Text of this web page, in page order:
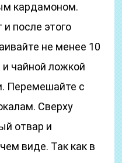
кардамоном.
после этого
не менее 10
и чайной ложкой
Перемешайте с
Сверху
отвар и
виде. Так как в